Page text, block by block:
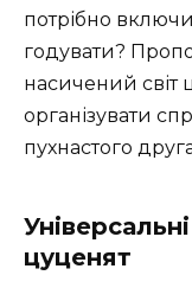
потрібно
годувати?
насичений світ
організувати
пухнастого
цуценят